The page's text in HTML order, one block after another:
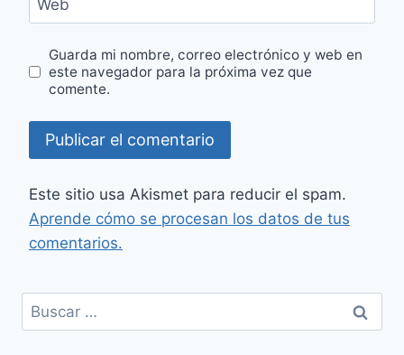
Web
Guarda mi nombre, correo electrónico y web en
este navegador para la próxima vez que
comente.
Este sitio usa Akismet para reducir el spam.
Aprende cómo se procesan los datos de tus
comentarios.
Buscar: